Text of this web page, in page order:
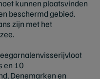
kunnen plaatsvinden
beschermd gebied.
zijn met het
en 10
Denemarken en